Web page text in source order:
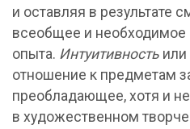
и оставляя в результате
всеобщее и необходимое
опыта. Интуитивность или
отношение к предметам
преобладающее, хотя и
в художественном